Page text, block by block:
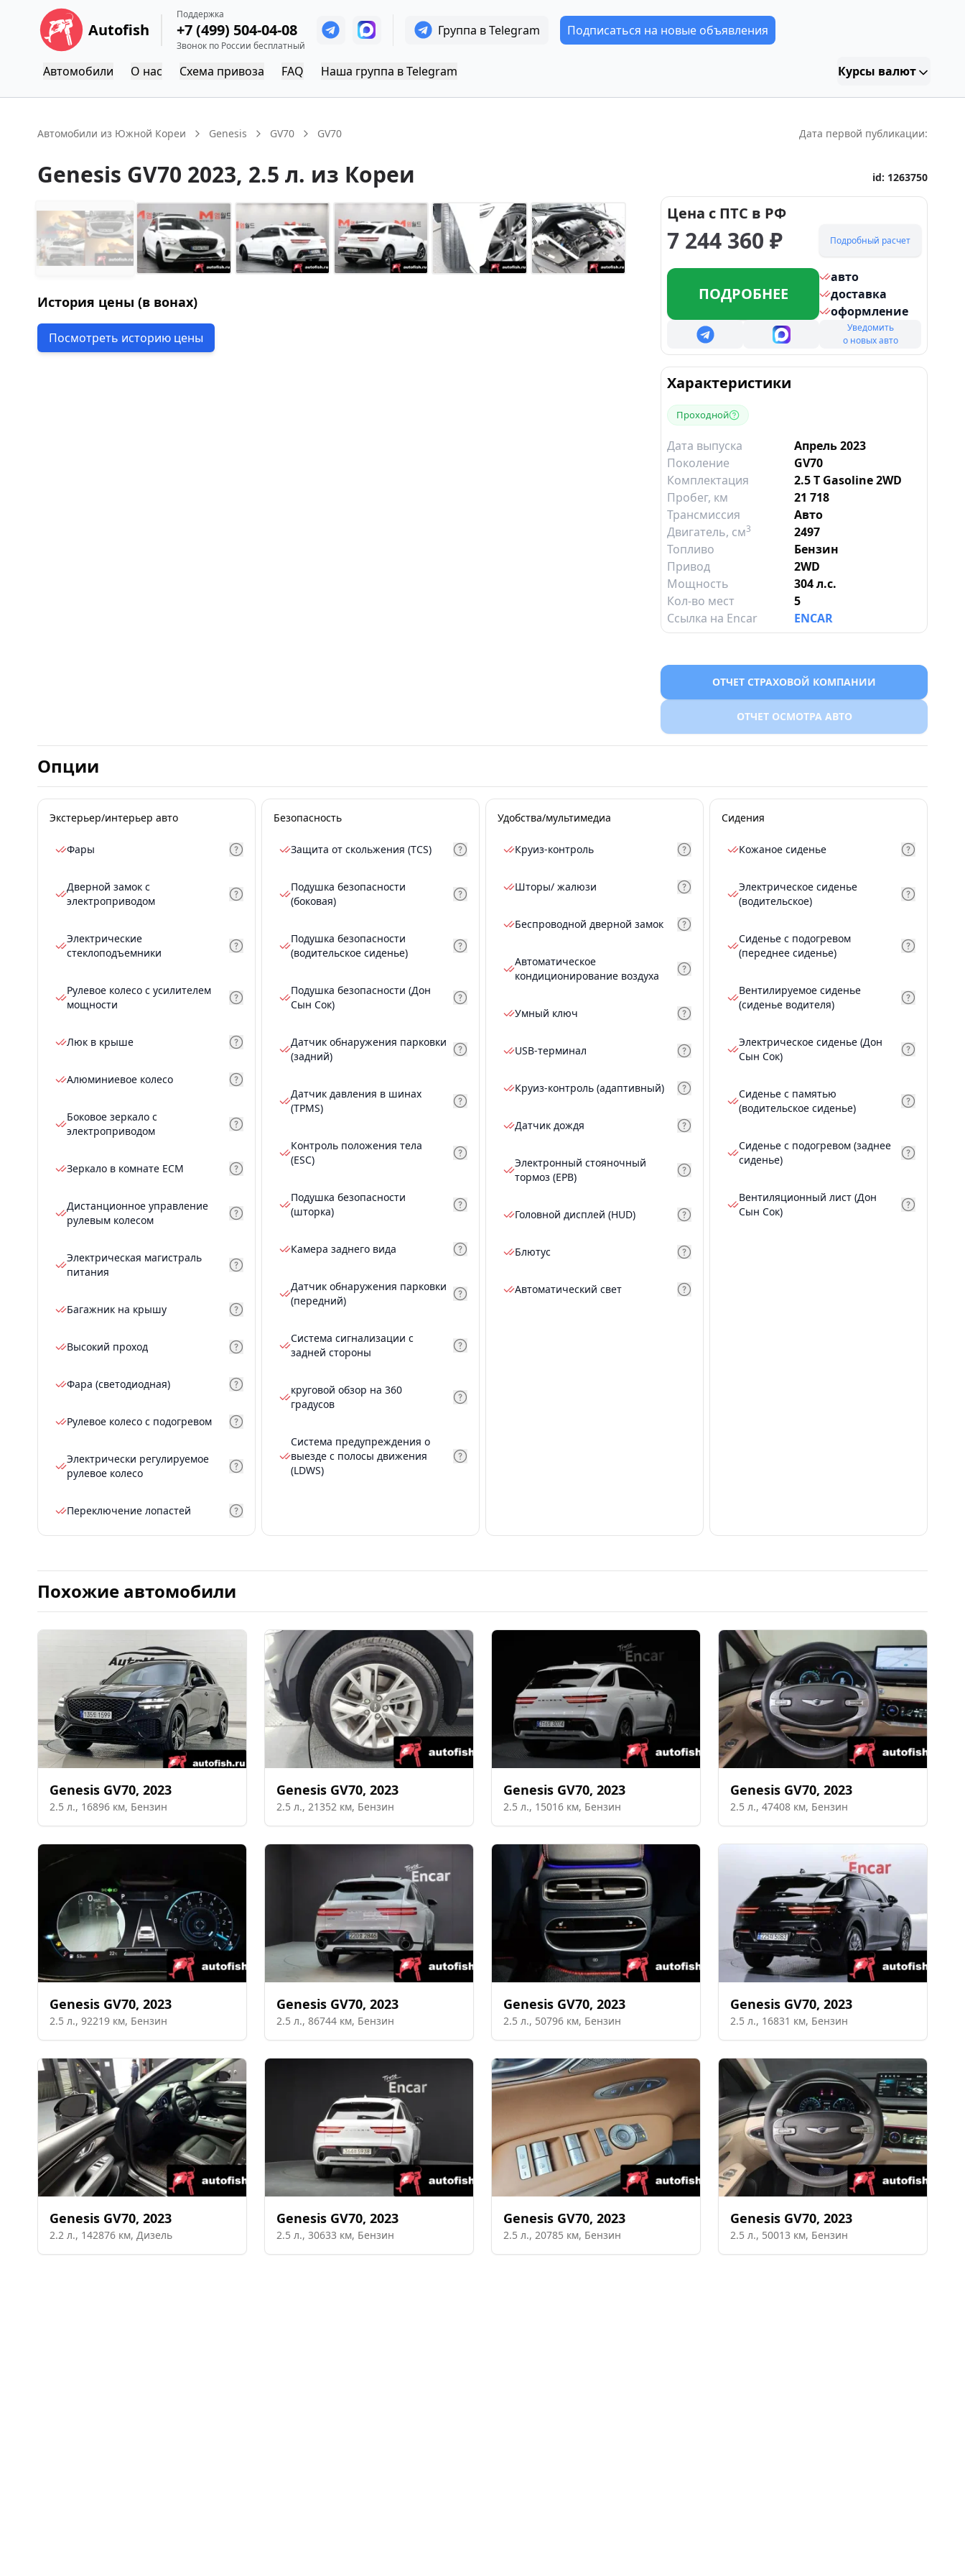
Autofish
Поддержка
+7 (499) 504-04-08
Звонок по России бесплатный
Группа в Telegram Подписаться на новые объявления
Автомобили О нас Схема привоза FAQ Наша группа в Telegram Курсы валют
Автомобили из Южной Кореи Genesis GV70 GV70 Дата первой публикации:
Genesis GV70 2023, 2.5 л. из Кореи id: 1263750
История цены (в вонах)
Посмотреть историю цены
Цена с ПТС в РФ
7 244 360 ₽ Подробный расчет
ПОДРОБНЕЕ
авто
доставка
оформление
Уведомить
о новых авто
Характеристики
Проходной
Дата выпуска
Апрель 2023
Поколение
GV70
Комплектация
2.5 T Gasoline 2WD
Пробег, км
21 718
Трансмиссия
Авто
Двигатель, см3
2497
Топливо
Бензин
Привод
2WD
Мощность
304 л.с.
Кол-во мест
5
Ссылка на Encar
ENCAR
ОТЧЕТ СТРАХОВОЙ КОМПАНИИ
ОТЧЕТ ОСМОТРА АВТО
Опции
Экстерьер/интерьер авто
Фары
Дверной замок с
электроприводом
Электрические
стеклоподъемники
Рулевое колесо с усилителем
мощности
Люк в крыше
Алюминиевое колесо
Боковое зеркало с
электроприводом
Зеркало в комнате ECM
Дистанционное управление
рулевым колесом
Электрическая магистраль
питания
Багажник на крышу
Высокий проход
Фара (светодиодная)
Рулевое колесо с подогревом
Электрически регулируемое
рулевое колесо
Переключение лопастей
Безопасность
Защита от скольжения (TCS)
Подушка безопасности
(боковая)
Подушка безопасности
(водительское сиденье)
Подушка безопасности (Дон
Сын Сок)
Датчик обнаружения парковки
(задний)
Датчик давления в шинах
(TPMS)
Контроль положения тела
(ESC)
Подушка безопасности
(шторка)
Камера заднего вида
Датчик обнаружения парковки
(передний)
Система сигнализации с
задней стороны
круговой обзор на 360
градусов
Система предупреждения о
выезде с полосы движения
(LDWS)
Удобства/мультимедиа
Круиз-контроль
Шторы/ жалюзи
Беспроводной дверной замок
Автоматическое
кондиционирование воздуха
Умный ключ
USB-терминал
Круиз-контроль (адаптивный)
Датчик дождя
Электронный стояночный
тормоз (EPB)
Головной дисплей (HUD)
Блютус
Автоматический свет
Сидения
Кожаное сиденье
Электрическое сиденье
(водительское)
Сиденье с подогревом
(переднее сиденье)
Вентилируемое сиденье
(сиденье водителя)
Электрическое сиденье (Дон
Сын Сок)
Сиденье с памятью
(водительское сиденье)
Сиденье с подогревом (заднее
сиденье)
Вентиляционный лист (Дон
Сын Сок)
Похожие автомобили
Genesis GV70, 2023
2.5 л., 16896 км, Бензин
Genesis GV70, 2023
2.5 л., 21352 км, Бензин
Genesis GV70, 2023
2.5 л., 15016 км, Бензин
Genesis GV70, 2023
2.5 л., 47408 км, Бензин
Genesis GV70, 2023
2.5 л., 92219 км, Бензин
Genesis GV70, 2023
2.5 л., 86744 км, Бензин
Genesis GV70, 2023
2.5 л., 50796 км, Бензин
Genesis GV70, 2023
2.5 л., 16831 км, Бензин
Genesis GV70, 2023
2.2 л., 142876 км, Дизель
Genesis GV70, 2023
2.5 л., 30633 км, Бензин
Genesis GV70, 2023
2.5 л., 20785 км, Бензин
Genesis GV70, 2023
2.5 л., 50013 км, Бензин